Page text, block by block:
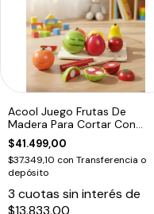
Acool Juego Frutas De
Madera Para Cortar Con
Velcro
$41.499,00
$37.349,10 con Transferencia o
depósito
3 cuotas sin interés de
$13.833,00